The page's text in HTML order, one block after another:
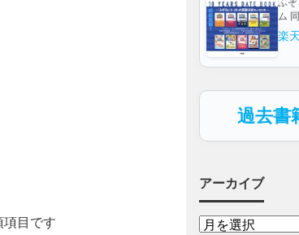
項目です
ふぞ
ム
楽
過去書
アーカイブ